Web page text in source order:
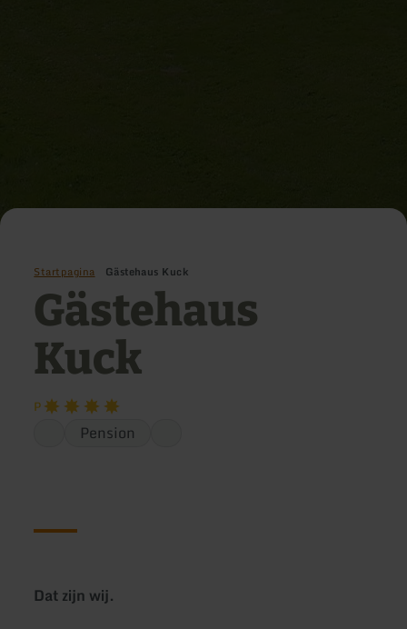
Startpagina Gästehaus Kuck
Gästehaus
Kuck
P
Pension
Dat zijn wij.